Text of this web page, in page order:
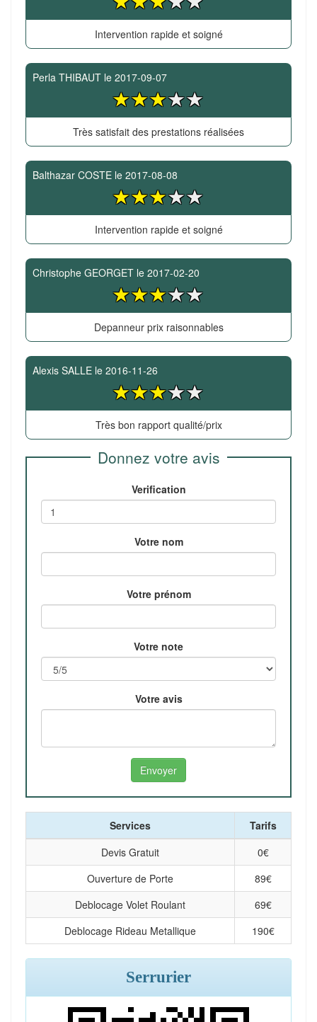
Intervention rapide et soigné
Perla THIBAUT le 2017-09-07
Très satisfait des prestations réalisées
Balthazar COSTE le 2017-08-08
Intervention rapide et soigné
Christophe GEORGET le 2017-02-20
Depanneur prix raisonnables
Alexis SALLE le 2016-11-26
Très bon rapport qualité/prix
Donnez votre avis
Verification
Votre nom
Votre prénom
Votre note
Votre avis
Services
Tarifs
Devis Gratuit
0€
Ouverture de Porte
89€
Deblocage Volet Roulant
69€
Deblocage Rideau Metallique
190€
Serrurier